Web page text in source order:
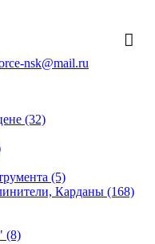
nsk@mail.ru
(32)
(5)
Карданы (168)
(8)